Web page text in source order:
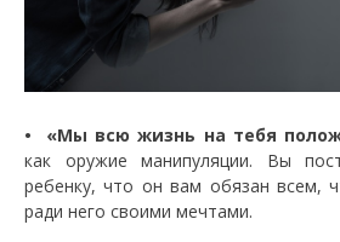
• «Мы всю жизнь на тебя
как оружие манипуляции. Вы
ребенку, что он вам обязан всем,
ради него своими мечтами.